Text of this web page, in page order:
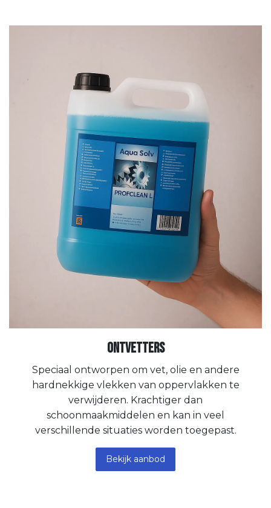
Ontvetters
Speciaal ontworpen om vet, olie en andere
hardnekkige vlekken van oppervlakken te
verwijderen. Krachtiger dan
schoonmaakmiddelen en kan in veel
verschillende situaties worden toegepast.
Bekijk aanbod